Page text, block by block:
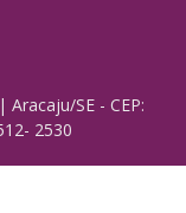
SE - CEP:
2530